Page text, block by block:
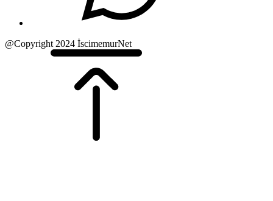
@Copyright 2024 İscimemurNet